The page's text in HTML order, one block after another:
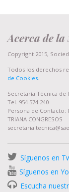
Acerca de la
Copyright 2015,
Todos los derechos
de Cookies
Secretaría Técnica de
Tel. 954 574 240
Persona de Contacto:
TRIANA CONGRESOS
Síguenos en
Síguenos en
Escucha